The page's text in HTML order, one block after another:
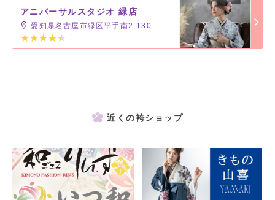
アニバーサルスタジオ 緑店
愛知県名古屋市緑区平手南2-130
近くの袴ショップ